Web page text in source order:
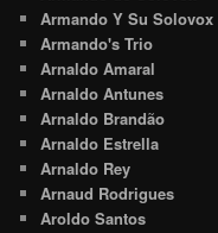
Armando Y Su Solovox
Armando's Trio
Arnaldo Amaral
Arnaldo Antunes
Arnaldo Brandão
Arnaldo Estrella
Arnaldo Rey
Arnaud Rodrigues
Aroldo Santos